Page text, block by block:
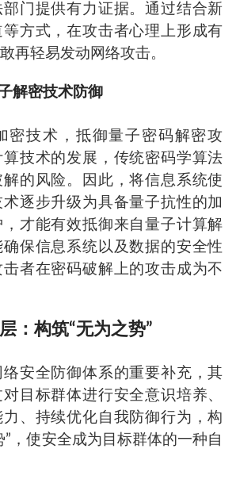
门提供有力证据。通过结合新
等方式，在攻击者心理上形成有
再轻易发动网络攻击。
解密技术防御
密技术，抵御量子密码解密攻
技术的发展，传统密码学算法
的风险。因此，将信息系统使
逐步升级为具备量子抗性的加
才能有效抵御来自量子计算解
保信息系统以及数据的安全性
者在密码破解上的攻击成为不
：构筑“无为之势”
安全防御体系的重要补充，其
目标群体进行安全意识培养、
、持续优化自我防御行为，构
”，使安全成为目标群体的一种自